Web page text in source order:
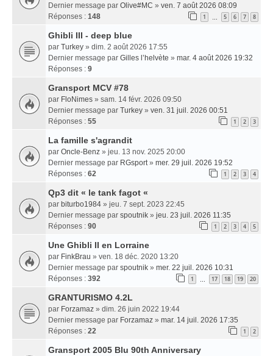
Dernier message par Olive#MC » ven. 7 août 2026 08:09
Réponses : 148 1 5 6 7 8
Ghibli III - deep blue
par Turkey » dim. 2 août 2026 17:55
Dernier message par Gilles l’helvète » mar. 4 août 2026 19:32
Réponses : 9
Gransport MCV #78
par FloNimes » sam. 14 févr. 2026 09:50
Dernier message par Turkey » ven. 31 juil. 2026 00:51
Réponses : 55 1 2 3
La famille s'agrandit
par Oncle-Benz » jeu. 13 nov. 2025 20:00
Dernier message par RGsport » mer. 29 juil. 2026 19:52
Réponses : 62 1 2 3 4
Qp3 dit « le tank fagot «
par biturbo1984 » jeu. 7 sept. 2023 22:45
Dernier message par spoutnik » jeu. 23 juil. 2026 11:35
Réponses : 90 1 2 3 4 5
Une Ghibli II en Lorraine
par FinkBrau » ven. 18 déc. 2020 13:20
Dernier message par spoutnik » mer. 22 juil. 2026 10:31
Réponses : 392 1 17 18 19 20
GRANTURISMO 4.2L
par Forzamaz » dim. 26 juin 2022 19:44
Dernier message par Forzamaz » mar. 14 juil. 2026 17:35
Réponses : 22 1 2
Gransport 2005 Blu 90th Anniversary